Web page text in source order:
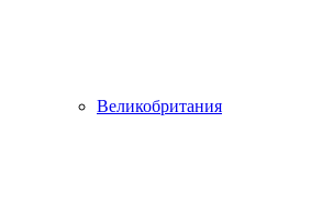
Великобритания